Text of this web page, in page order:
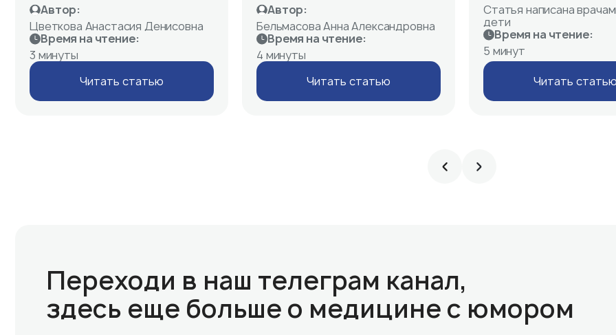
Автор:
Цветкова Анастасия Денисовна
Время на чтение:
3 минуты
Читать статью
Автор:
Бельмасова Анна Александровна
Время на чтение:
4 минуты
Читать статью
Статья написана
дети
Время на чтение:
5 минут
Читать
Переходи в наш телеграм канал,
здесь еще больше о медицине с юмором